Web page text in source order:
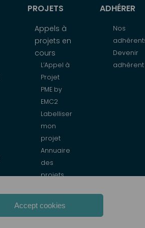
Accept cookies
PROJETS
Appels à
projets en
cours
L’Appel à
Projet
PME by
EMC2
Labelliser
mon
projet
Annuaire
des
projets
ADHÉRER
Nos
Devenir
adhérent